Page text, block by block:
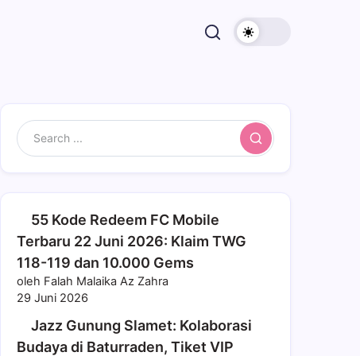
Search
55 Kode Redeem FC Mobile
Terbaru 22 Juni 2026: Klaim TWG
118-119 dan 10.000 Gems
oleh Falah Malaika Az Zahra
29 Juni 2026
Jazz Gunung Slamet: Kolaborasi
Budaya di Baturraden, Tiket VIP